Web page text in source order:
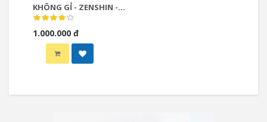
KHÔNG GỈ - ZENSHIN -
NHẬT , MODEL : · Z-
2000NW
1.000.000 đ